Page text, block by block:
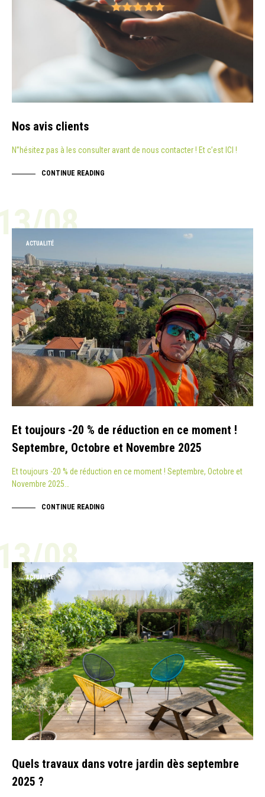
Nos avis clients
N”hésitez pas à les consulter avant de nous contacter ! Et c’est ICI !
CONTINUE READING
08
ACTUALITÉ
Et toujours -20 % de réduction en ce moment !
Septembre, Octobre et Novembre 2025
Et toujours -20 % de réduction en ce moment ! Septembre, Octobre et
Novembre 2025…
CONTINUE READING
08
ACTUALITÉ
Quels travaux dans votre jardin dès septembre
2025 ?